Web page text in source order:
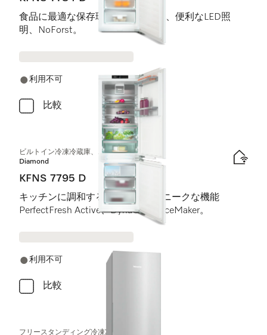
食品に最適な保存環境 DynaCool、便利なLED照
明、NoForst。
利用不可
比較
ビルトイン冷凍冷蔵庫、ニッチ高さ178 cm
Diamond
KFNS 7795 D
キッチンに調和するデザインとユニークな機能
PerfectFresh Active、DynaCool、IceMaker。
利用不可
比較
フリースタンディング冷凍冷蔵庫